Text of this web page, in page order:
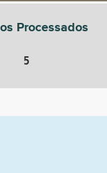
Processados
5